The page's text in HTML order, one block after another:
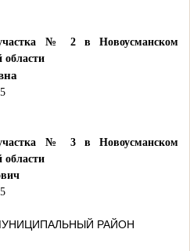
участка № 2 в Новоусманском
области
участка № 3 в Новоусманском
области
РАЙОН